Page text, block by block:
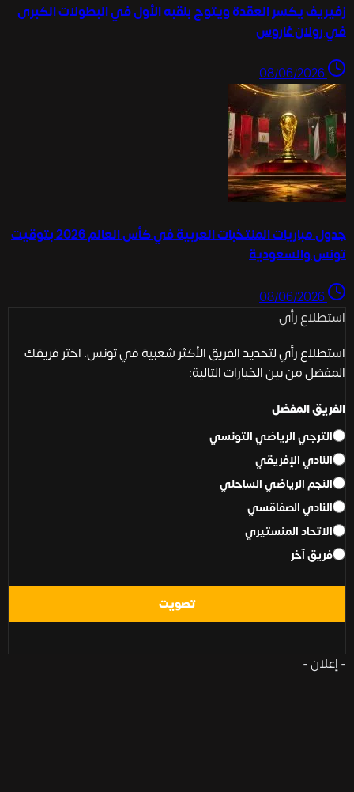
زفيريف يكسر العقدة ويتوج بلقبه الأول في البطولات الكبرى
في رولان غاروس
08/06/2026
جدول مباريات المنتخبات العربية في كأس العالم 2026 بتوقيت
تونس والسعودية
08/06/2026
استطلاع رأي
استطلاع رأي لتحديد الفريق الأكثر شعبية في تونس. اختر فريقك
المفضل من بين الخيارات التالية:
الفريق المفضل
الترجي الرياضي التونسي
النادي الإفريقي
النجم الرياضي الساحلي
النادي الصفاقسي
الاتحاد المنستيري
فريق آخر
تصويت
- إعلان -